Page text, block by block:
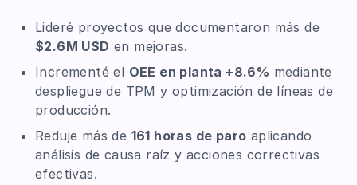
Lideré proyectos que documentaron más de
$2.6M USD en mejoras.
Incrementé el OEE en planta +8.6% mediante
despliegue de TPM y optimización de líneas de
producción.
Reduje más de 161 horas de paro aplicando
análisis de causa raíz y acciones correctivas
efectivas.